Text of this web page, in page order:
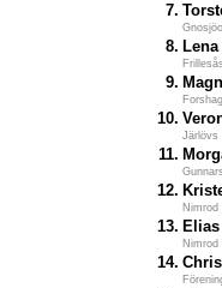
7.
8.
9.
10.
Järlövs
11.
12.
13.
14.